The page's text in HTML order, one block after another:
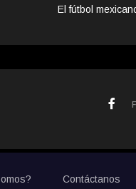
El fútbol
Contáctanos